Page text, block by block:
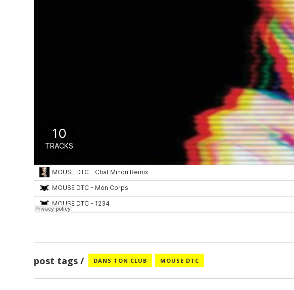
post tags DANS TON CLUB MOUSE DTC